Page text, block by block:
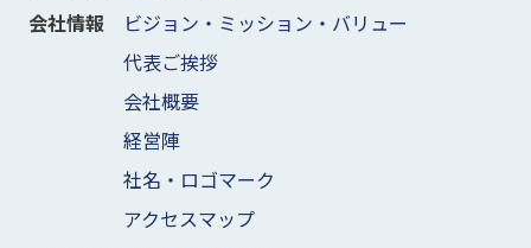
会社情報
ビジョン・ミッション・バリュー
代表ご挨拶
会社概要
経営陣
社名・ロゴマーク
アクセスマップ